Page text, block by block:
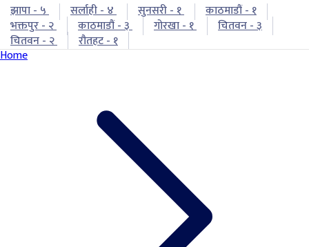
झापा - ५ सर्लाही - ४ सुनसरी - १
काठमाडौं - १
भक्तपुर - २
काठमाडौं - ३ गोरखा - १
चितवन - ३
चितवन - २
रौतहट - १
Home